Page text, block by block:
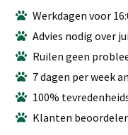
Werkdagen voor
Advies nodig over
Ruilen geen
7 dagen per week
100%
Klanten